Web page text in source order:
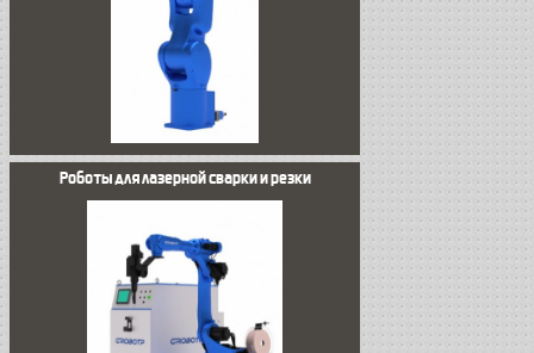
Роботы для лазерной сварки и резки